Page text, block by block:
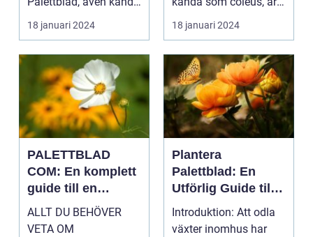
som krukpelargon ...
18 januari 2024
en färgglad och
populär ...
18 januari 2024
PALETTBLAD
COM: En komplett
guide till en
trendig
inomhusväxt
ALLT DU BEHÖVER
VETA OM
Plantera
Palettblad: En
Utförlig Guide till
Populära
Inomhusväxter
Introduktion: Att odla
växter inomhus har